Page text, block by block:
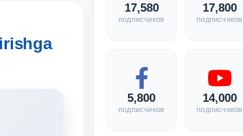
17,580
подписчиков
17,800
подписчиков
5,800
подписчиков
14,000
подписчиков